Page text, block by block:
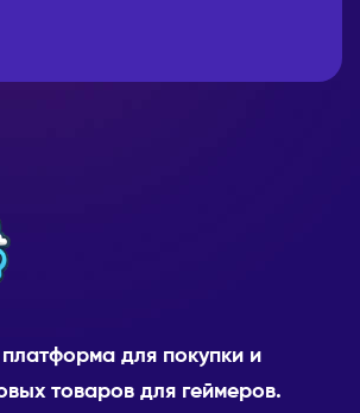
для покупки и
товаров для геймеров.